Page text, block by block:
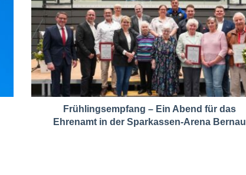
Frühlingsempfang – Ein Abend für das
Ehrenamt in der Sparkassen-Arena Bernau